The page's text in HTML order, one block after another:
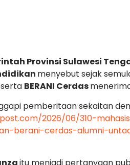
Provinsi Sulawesi
menyebut sejak
BERANI Cerdas
pemberitaan sekaitan
2026/06/310-
berani-cerdas-alumni-